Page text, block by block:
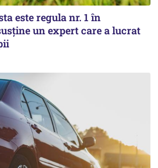
este regula nr. 1 în
un expert care a lucrat